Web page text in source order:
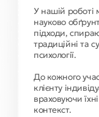
У нашій роботі
науково
підходи,
традиційні та
психології.
До кожного
клієнту
враховуючи
контекст.